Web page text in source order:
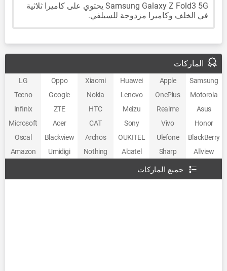
Samsung Galaxy Z Fold3 5G يحتوي على كاميرا ثلاثية
في الخلف وكاميرا مزدوجة للسيلفي.
الماركات
Samsung
Apple
Huawei
Xiaomi
Oppo
LG
Motorola
OnePlus
Lenovo
Nokia
Google
Tecno
Asus
Realme
Meizu
HTC
ZTE
Infinix
Honor
Vivo
Sony
CAT
Acer
Microsoft
BlackBerry
Ulefone
OUKITEL
Archos
Blackview
Oscal
Allview
Sharp
Alcatel
Nothing
Umidigi
Amazon
جميع الماركات